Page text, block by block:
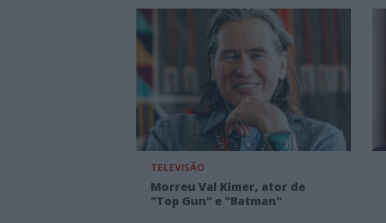
TELEVISÃO
Morreu Val Kimer, ator de
"Top Gun" e "Batman"